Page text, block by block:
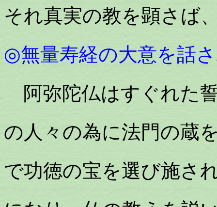
それ真実の教を顕さば
◎無量寿経の大意を話
阿弥陀仏はすぐれた
の人々の為に法門の蔵
で功徳の宝を選び施さ